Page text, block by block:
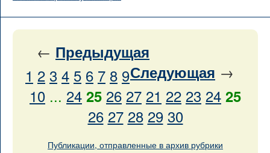
← Предыдущая
Следующая →
1 2 3 4 5 6 7 8 9
10 ... 24 25 26 27 21 22 23 24 25
26 27 28 29 30
Публикации, отправленные в архив рубрики